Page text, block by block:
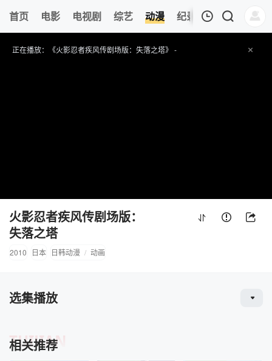
首页 电影 电视剧 综艺 动漫 纪录片 午夜剧场
我的观影记录
正在播放：《火影忍者疾风传剧场版：失落之塔》 -
火影忍者疾风传剧场版：
失落之塔
2010 日本 日韩动漫 / 动画
选集播放
相关推荐
TUIJIAN